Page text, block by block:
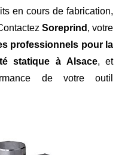
en cours de fabrication,
Soreprind , votre
professionnels pour la
statique à Alsace, et
de votre outil